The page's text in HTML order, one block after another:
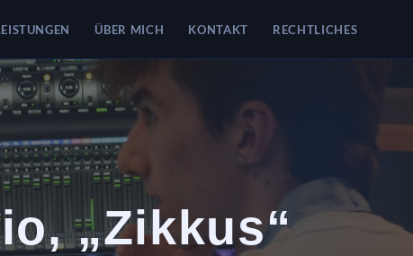
ÜBER MICH KONTAKT RECHTLICHES
„Zikkus“